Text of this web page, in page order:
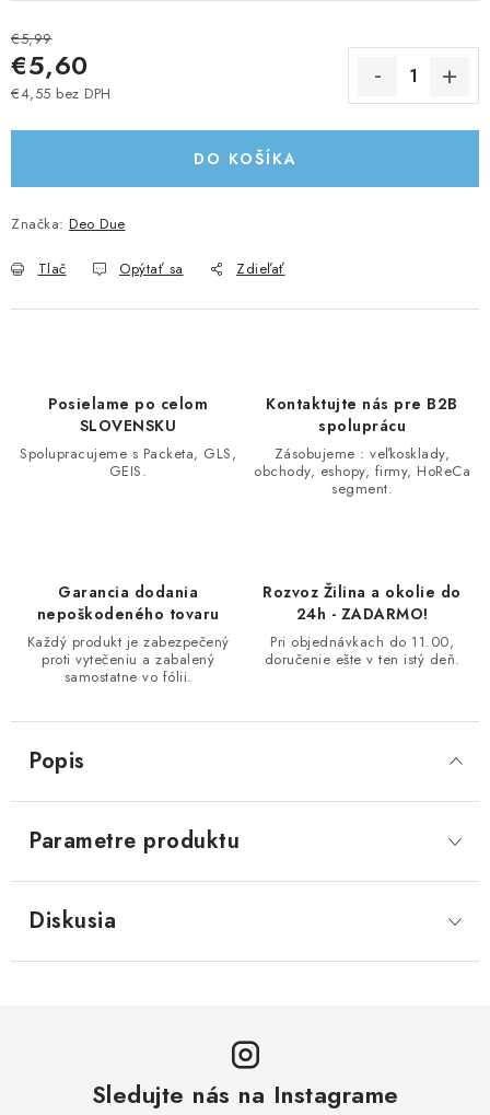
€5,99
€5,60
€4,55 bez DPH
DO KOŠÍKA
Značka: Deo Due
Tlač Opýtať sa Zdieľať
Posielame po celom
SLOVENSKU
Spolupracujeme s Packeta, GLS,
GEIS.
Kontaktujte nás pre B2B
spoluprácu
Zásobujeme : veľkosklady,
obchody, eshopy, firmy, HoReCa
segment.
Garancia dodania
nepoškodeného tovaru
Každý produkt je zabezpečený
proti vytečeniu a zabalený
samostatne vo fólii.
Rozvoz Žilina a okolie do
24h - ZADARMO!
Pri objednávkach do 11.00,
doručenie ešte v ten istý deň.
Popis
Parametre produktu
Diskusia
Sledujte nás na Instagrame